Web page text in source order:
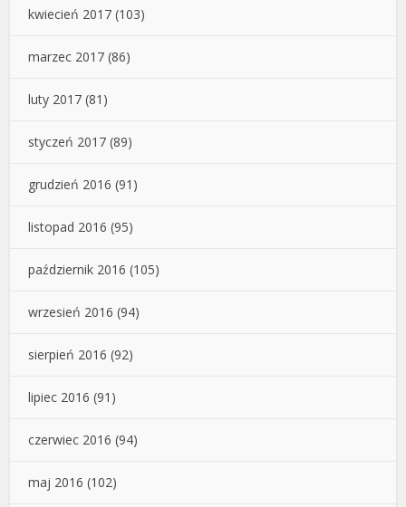
kwiecień 2017 (103)
marzec 2017 (86)
luty 2017 (81)
styczeń 2017 (89)
grudzień 2016 (91)
listopad 2016 (95)
październik 2016 (105)
wrzesień 2016 (94)
sierpień 2016 (92)
lipiec 2016 (91)
czerwiec 2016 (94)
maj 2016 (102)